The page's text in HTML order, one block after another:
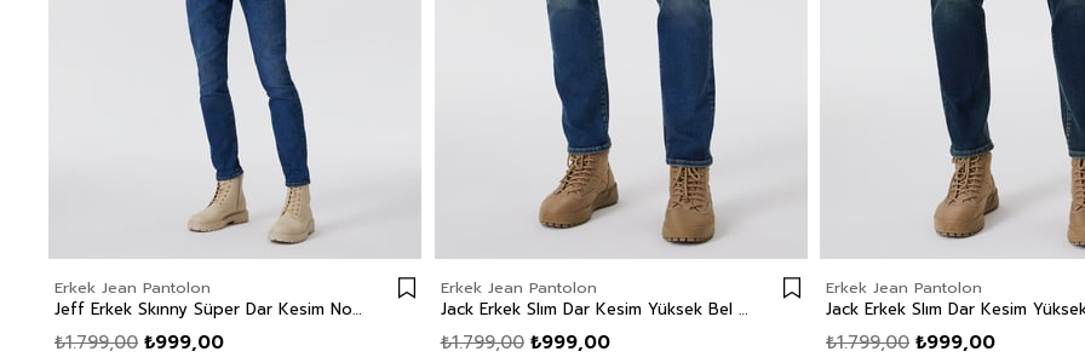
Erkek Jean Pantolon
Jeff Erkek Skınny Süper Dar Kesim Normal Bel Dar Paça Jean Pantolon Mavi
₺999,00
₺1.799,00
Erkek Jean Pantolon
Jack Erkek Slım Dar Kesim Yüksek Bel Dar Paça Jean Pantolon Mavi
₺999,00
₺1.799,00
Erkek Jean Pantolon
₺999,00
₺1.799,00